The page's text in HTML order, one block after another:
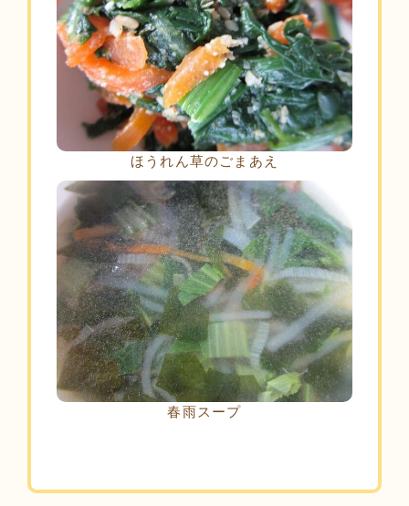
ほうれん草のごまあえ
春雨スープ